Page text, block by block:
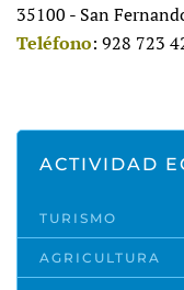
35100 - San
Teléfono: 928 723
ACTIVIDAD
TURISMO
AGRICULTURA